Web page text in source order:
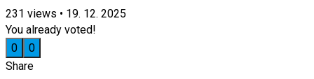
231 views • 19. 12. 2025
You already voted!
0
0
Share